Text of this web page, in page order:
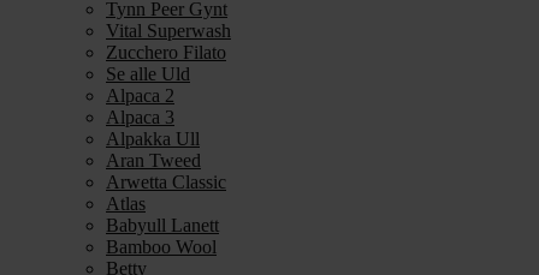
Tynn Peer Gynt
Vital Superwash
Zucchero Filato
Se alle Uld
Alpaca 2
Alpaca 3
Alpakka Ull
Aran Tweed
Arwetta Classic
Atlas
Babyull Lanett
Bamboo Wool
Betty